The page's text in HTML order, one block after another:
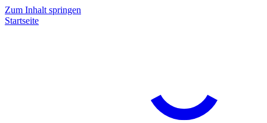
Zum Inhalt springen
Startseite